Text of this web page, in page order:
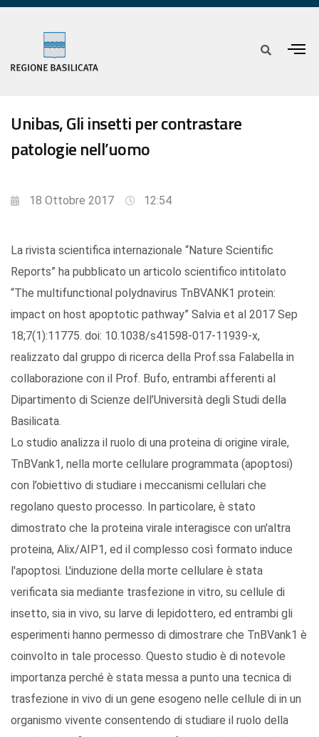
Unibas, Gli insetti per contrastare
patologie nell’uomo
18 Ottobre 2017 12:54
La rivista scientifica internazionale “Nature Scientific
Reports” ha pubblicato un articolo scientifico intitolato
“The multifunctional polydnavirus TnBVANK1 protein:
impact on host apoptotic pathway” Salvia et al 2017 Sep
18;7(1):11775. doi: 10.1038/s41598-017-11939-x,
realizzato dal gruppo di ricerca della Prof.ssa Falabella in
collaborazione con il Prof. Bufo, entrambi afferenti al
Dipartimento di Scienze dell’Università degli Studi della
Basilicata.
Lo studio analizza il ruolo di una proteina di origine virale,
TnBVank1, nella morte cellulare programmata (apoptosi)
con l’obiettivo di studiare i meccanismi cellulari che
regolano questo processo. In particolare, è stato
dimostrato che la proteina virale interagisce con un'altra
proteina, Alix/AIP1, ed il complesso così formato induce
l'apoptosi. L'induzione della morte cellulare è stata
verificata sia mediante trasfezione in vitro, su cellule di
insetto, sia in vivo, su larve di lepidottero, ed entrambi gli
esperimenti hanno permesso di dimostrare che TnBVank1 è
coinvolto in tale processo. Questo studio è di notevole
importanza perché è stata messa a punto una tecnica di
trasfezione in vivo di un gene esogeno nelle cellule di in un
organismo vivente consentendo di studiare il ruolo della